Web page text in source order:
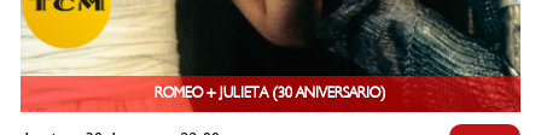
ROMEO + JULIETA (30 ANIVERSARIO)